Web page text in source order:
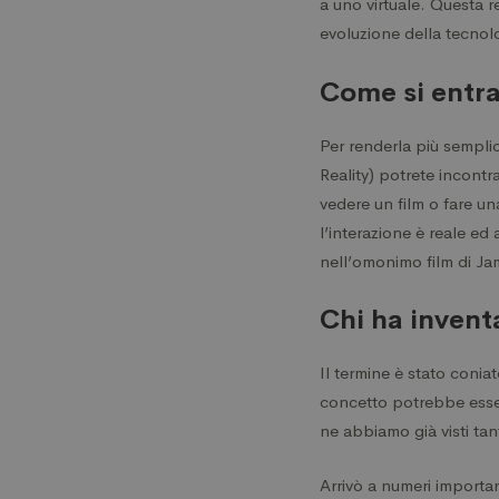
evoluzione della
Come si
Per renderla più
Reality) potrete
vedere un film o fare
l’interazione è reale ed
nell’omonimo film di
Chi ha
Il termine è stato
concetto potrebbe
ne abbiamo già visti
Arrivò a numeri